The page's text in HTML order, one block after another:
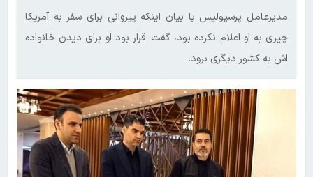
مدیرعامل پرسپولیس با بیان اینکه پیروانی برای سفر به آمریکا
چیزی به او اعلام نکرده بود، گفت: قرار بود او برای دیدن خانواده
اش به کشور دیگری برود.